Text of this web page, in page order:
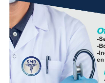
En el evento participaron
personal de la Dirección de
Hidrosistema de Córdoba,
Participación Ciudadana,
el Comité de Obra.